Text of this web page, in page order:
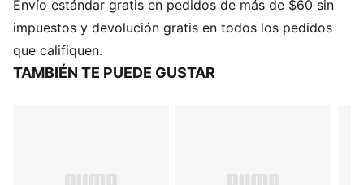
CARACTERÍSTICAS Y BENEFICIOS
Producto fabricado con al menos un 20% de
materiales reciclados
DETALLES
Envío estándar gratis en pedidos de más de $60 sin
impuestos y devolución gratis en todos los pedidos
que califiquen.
TAMBIÉN TE PUEDE GUSTAR